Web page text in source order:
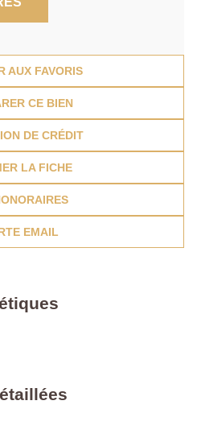
AUX FAVORIS
CE BIEN
DE CRÉDIT
LA FICHE
EMAIL